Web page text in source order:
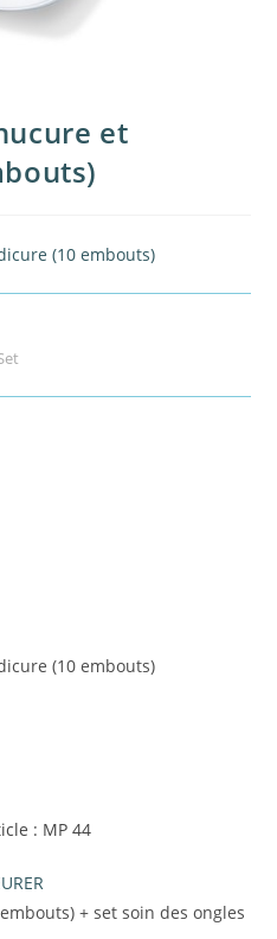
et
(10 embouts)
(10 embouts)
: MP 44
+ set soin des ongles